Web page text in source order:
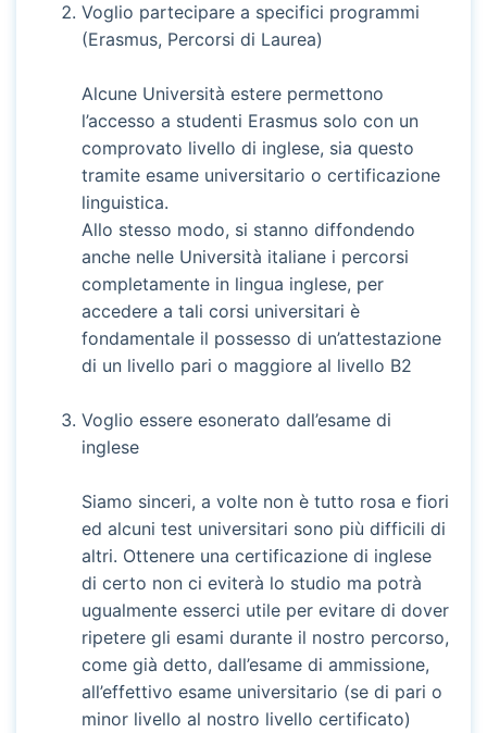
Voglio partecipare a specifici programmi
(Erasmus, Percorsi di Laurea)
Alcune Università estere permettono
l’accesso a studenti Erasmus solo con un
comprovato livello di inglese, sia questo
tramite esame universitario o certificazione
linguistica.
Allo stesso modo, si stanno diffondendo
anche nelle Università italiane i percorsi
completamente in lingua inglese, per
accedere a tali corsi universitari è
fondamentale il possesso di un’attestazione
di un livello pari o maggiore al livello B2
Voglio essere esonerato dall’esame di
inglese
Siamo sinceri, a volte non è tutto rosa e fiori
ed alcuni test universitari sono più difficili di
altri. Ottenere una certificazione di inglese
di certo non ci eviterà lo studio ma potrà
ugualmente esserci utile per evitare di dover
ripetere gli esami durante il nostro percorso,
come già detto, dall’esame di ammissione,
all’effettivo esame universitario (se di pari o
minor livello al nostro livello certificato)